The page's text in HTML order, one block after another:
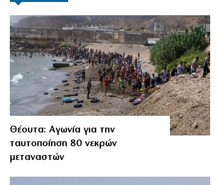
Θέουτα: Αγωνία για την
ταυτοποίηση 80 νεκρών
μεταναστών